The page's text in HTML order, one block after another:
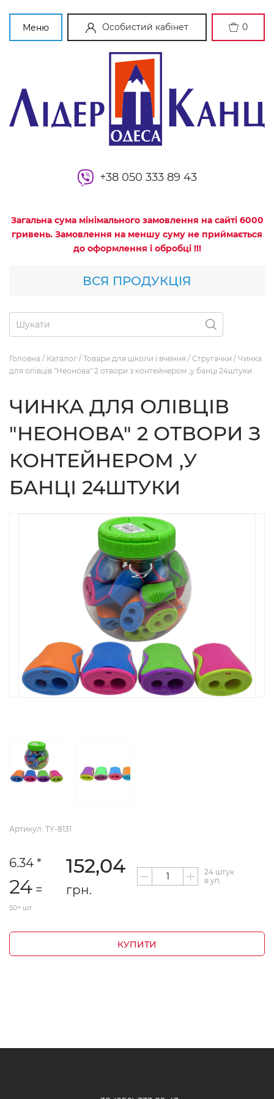
Меню Особистий кабінет 0
+38 050 333 89 43
Загальна сума мінімального замовлення на сайті 6000
гривень. Замовлення на меншу суму не приймається
до оформлення і обробці !!!
ВСЯ ПРОДУКЦІЯ
Головна / Каталог / Товари для школи і вчення / Стругачки / Чинка
для олівців "Неонова" 2 отвори з контейнером ,у банці 24штуки
ЧИНКА ДЛЯ ОЛІВЦІВ
"НЕОНОВА" 2 ОТВОРИ З
КОНТЕЙНЕРОМ ,У
БАНЦІ 24ШТУКИ
Артикул: TY-8131
6.34 *
24 =
152,04
грн.
24 штук
в уп.
50+ шт.
КУПИТИ